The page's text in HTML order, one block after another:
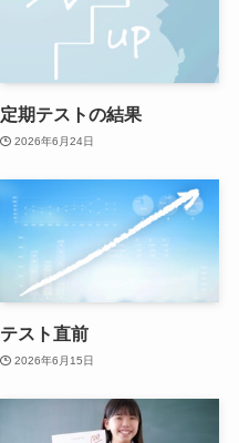
定期テストの結果
2026年6月24日
テスト直前
2026年6月15日